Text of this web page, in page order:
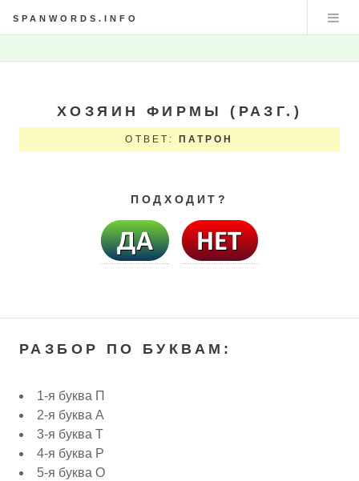
SPANWORDS.INFO
ХОЗЯИН ФИРМЫ (РАЗГ.)
ОТВЕТ: ПАТРОН
ПОДХОДИТ?
РАЗБОР ПО БУКВАМ:
1-я буква П
2-я буква А
3-я буква Т
4-я буква Р
5-я буква О